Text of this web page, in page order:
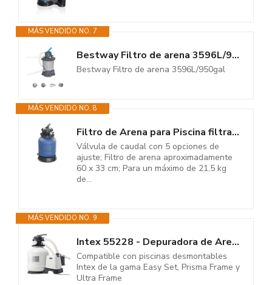
MÁS VENDIDO NO. 7
Bestway Filtro de arena 3596L/950gal
Bestway Filtro de arena 3596L/950gal
MÁS VENDIDO NO. 8
Filtro de Arena para Piscina filtrar depuradora Agua Tanque Caldera...
Válvula de caudal con 5 opciones de
ajuste; Filtro de arena aproximadamente
60 x 33 cm; Para un máximo de 21,5 kg
de...
MÁS VENDIDO NO. 9
Intex 55228 - Depuradora de Arena Krystal Clear 12.000 L/H, depuradora...
Compatible con piscinas desmontables
Intex de la gama Easy Set, Prisma Frame y
Ultra Frame